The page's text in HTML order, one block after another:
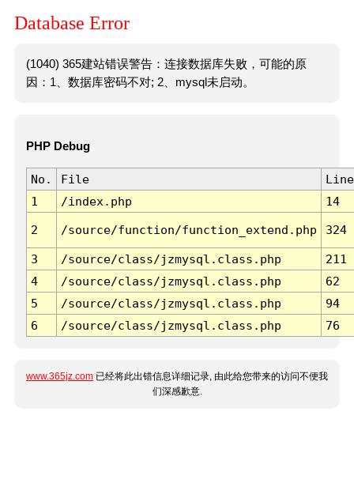
Database Error
(1040) 365建站错误警告：连接数据库失败，可能的原
因：1、数据库密码不对; 2、mysql未启动。
PHP Debug
No. File
Line
1
/index.php 14
2 /source/function/function_extend.php 324
3 /source/class/jzmysql.class.php
211
4
/source/class/jzmysql.class.php
62
5
/source/class/jzmysql.class.php
94
6
/source/class/jzmysql.class.php 76
www.365jz.com 已经将此出错信息详细记录, 由此给您带来的访问不便我
们深感歉意.